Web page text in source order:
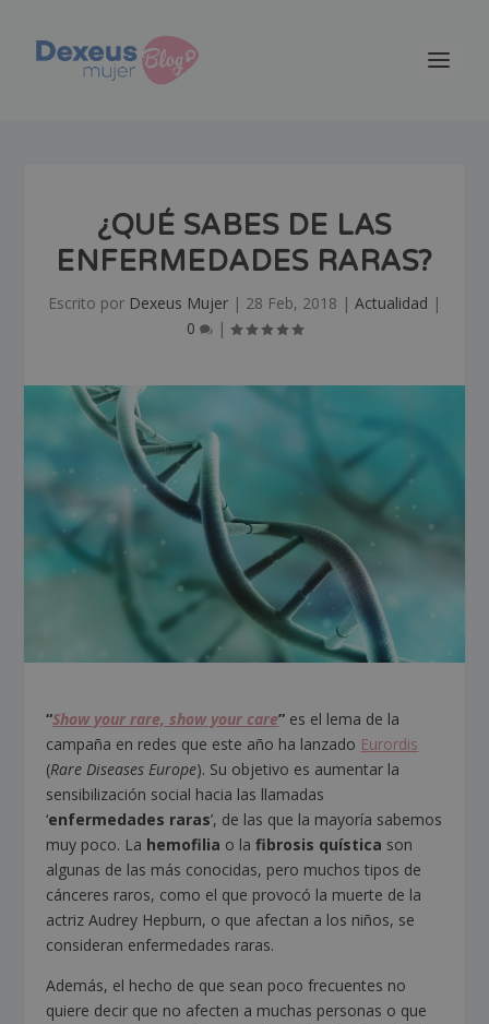
¿QUÉ SABES DE LAS
ENFERMEDADES RARAS?
Escrito por Dexeus Mujer | 28 Feb, 2018 | Actualidad |
0
|
“Show your rare, show your care” es el lema de la
campaña en redes que este año ha lanzado Eurordis
(Rare Diseases Europe). Su objetivo es aumentar la
sensibilización social hacia las llamadas
‘enfermedades raras’, de las que la mayoría sabemos
muy poco. La hemofilia o lafibrosis quística son
algunas de las más conocidas, pero muchos tipos de
cánceres raros, como el que provocó la muerte de la
actriz Audrey Hepburn, o que afectan a los niños, se
consideran enfermedades raras.
Además, el hecho de que sean poco frecuentes no
quiere decir que no afecten a muchas personas o que